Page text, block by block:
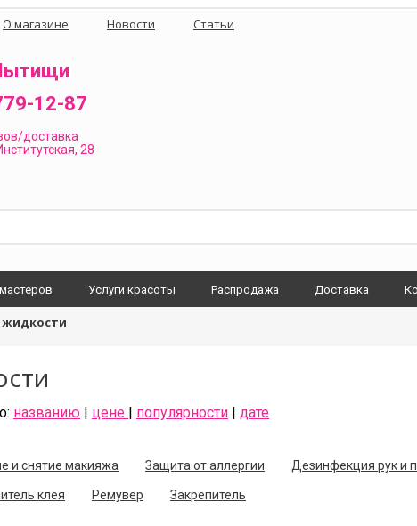
О магазине Новости Статьи
12-87
доставка
28
Услуги красоты Распродажа Доставка
жидкости
названию цене популярности
дате
и снятие макияжа Защита от аллергии Дезинфекция рук и
клея Ремувер Закрепитель